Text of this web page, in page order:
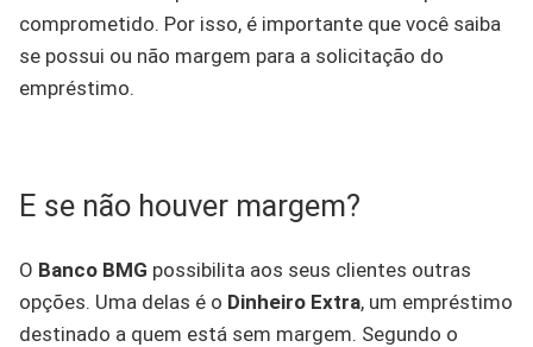
comprometido. Por isso, é importante que você saiba
se possui ou não margem para a solicitação do
empréstimo.
E se não houver margem?
O Banco BMG possibilita aos seus clientes outras
opções. Uma delas é o Dinheiro Extra, um empréstimo
destinado a quem está sem margem. Segundo o